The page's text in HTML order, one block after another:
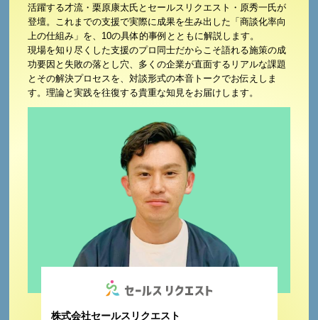
活躍する才流・栗原康太氏とセールスリクエスト・原秀一氏が
登壇。これまでの支援で実際に成果を生み出した「商談化率向
上の仕組み」を、10の具体的事例とともに解説します。
現場を知り尽くした支援のプロ同士だからこそ語れる施策の成
功要因と失敗の落とし穴、多くの企業が直面するリアルな課題
とその解決プロセスを、対談形式の本音トークでお伝えしま
す。理論と実践を往復する貴重な知見をお届けします。
株式会社セールスリクエスト